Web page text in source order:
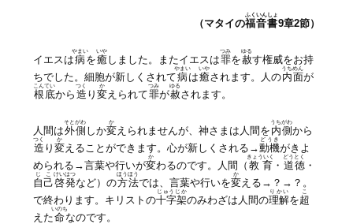
（マタイの福音書
ふくいんしょ
9章2節）
イエスは病
やまい
を癒
いや
しました。またイエスは罪
つみ
を赦
ゆる
す権威をお持
ちでした。細胞が新しくされて病
やまい
は癒
いや
されます。人の内面
うちめん
が
根底
こんてい
から 造
つく
り変
か
えられて罪
つみ
が赦
ゆる
されます。
人間は外側
そとがわ
しか変
か
えられませんが、神さまは人間を 内側
うちがわ
から
造
つく
り変
か
えることができます。心が新しくされる→動機
どうき
がきよ
められる→言葉や行いが変
か
わるのです。人間（ 教育
きょういく
・ 道徳
どうとく
・
自己
じこ
啓発
けいはつ
など）の方法
ほうほう
では、言葉や行いを変
か
える→？→？。
で終わります。キリストの十字架
じゅうじか
のみわざは人間の理解
りかい
を超
こ
えた命
いのち
なのです。